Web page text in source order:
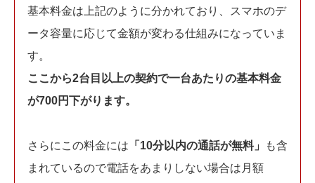
基本料金は上記のように分かれており、スマホのデ
ータ容量に応じて金額が変わる仕組みになっていま
す。
ここから2台目以上の契約で一台あたりの基本料金
が700円下がります。
さらにこの料金には 「10分以内の通話が無料」
も含
まれているので電話をあまりしない場合は月額